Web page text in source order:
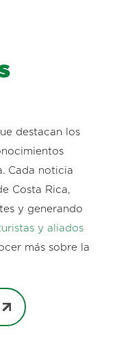
destacan los
Cada noticia
Costa Rica,
y generando
y aliados
más sobre la